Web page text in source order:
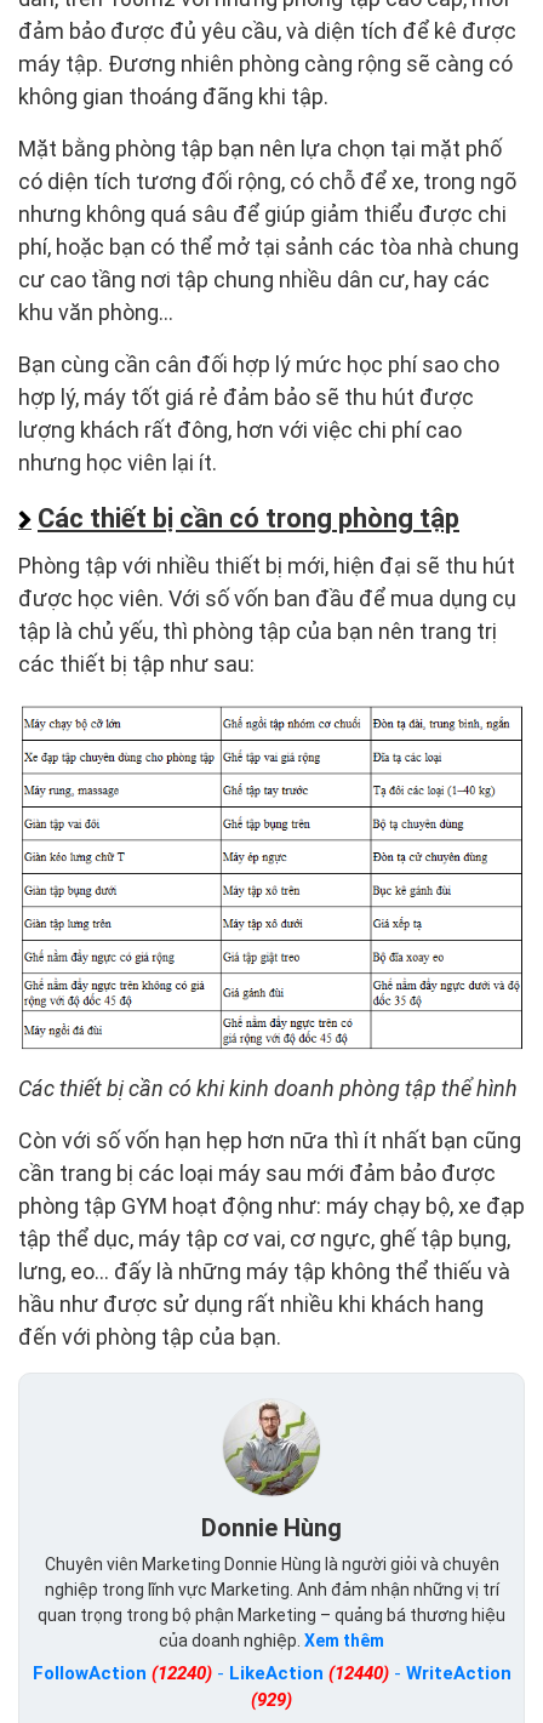
đảm bảo được đủ yêu cầu, và diện tích để kê được
máy tập. Đương nhiên phòng càng rộng sẽ càng có
không gian thoáng đãng khi tập.
Mặt bằng phòng tập bạn nên lựa chọn tại mặt phố
có diện tích tương đối rộng, có chỗ để xe, trong ngõ
nhưng không quá sâu để giúp giảm thiểu được chi
phí, hoặc bạn có thể mở tại sảnh các tòa nhà chung
cư cao tầng nơi tập chung nhiều dân cư, hay các
khu văn phòng…
Bạn cùng cần cân đối hợp lý mức học phí sao cho
hợp lý, máy tốt giá rẻ đảm bảo sẽ thu hút được
lượng khách rất đông, hơn với việc chi phí cao
nhưng học viên lại ít.
Các thiết bị cần có trong phòng tập
Phòng tập với nhiều thiết bị mới, hiện đại sẽ thu hút
được học viên. Với số vốn ban đầu để mua dụng cụ
tập là chủ yếu, thì phòng tập của bạn nên trang trị
các thiết bị tập như sau:
Các thiết bị cần có khi kinh doanh phòng tập thể hình
Còn với số vốn hạn hẹp hơn nữa thì ít nhất bạn cũng
cần trang bị các loại máy sau mới đảm bảo được
phòng tập GYM hoạt động như: máy chạy bộ, xe đạp
tập thể dục, máy tập cơ vai, cơ ngực, ghế tập bụng,
lưng, eo… đấy là những máy tập không thể thiếu và
hầu như được sử dụng rất nhiều khi khách hang
đến với phòng tập của bạn.
Donnie Hùng
Chuyên viên Marketing Donnie Hùng là người giỏi và chuyên
nghiệp trong lĩnh vực Marketing. Anh đảm nhận những vị trí
quan trọng trong bộ phận Marketing – quảng bá thương hiệu
của doanh nghiệp. Xem thêm
FollowAction (12240)- LikeAction (12440)- WriteAction
(929)